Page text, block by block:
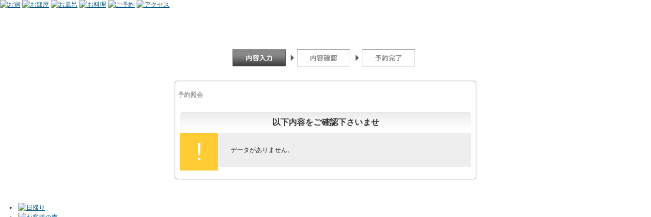
予約照会
以下内容をご確認下さいませ
! データがありません。